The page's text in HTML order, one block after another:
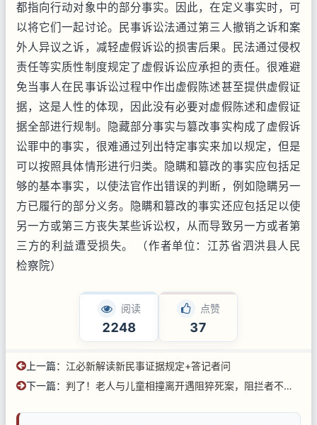
都指向行动对象中的部分事实。因此，在定义事实时，可
以将它们一起讨论。民事诉讼法通过第三人撤销之诉和案
外人异议之诉，减轻虚假诉讼的损害后果。民法通过侵权
责任等实质性制度规定了虚假诉讼应承担的责任。很难避
免当事人在民事诉讼过程中作出虚假陈述甚至提供虚假证
据，这是人性的体现，因此没有必要对虚假陈述和虚假证
据全部进行规制。隐藏部分事实与篡改事实构成了虚假诉
讼罪中的事实，很难通过列出特定事实来加以规定，但是
可以按照具体情形进行归类。隐瞒和篡改的事实应包括足
够的基本事实，以使法官作出错误的判断，例如隐瞒另一
方已履行的部分义务。隐瞒和篡改的事实还应包括足以使
另一方或第三方丧失某些诉讼权，从而导致另一方或者第
三方的利益遭受损失。 （作者单位：江苏省泗洪县人民
检察院）
阅读
2248
点赞
37
上一篇： 江必新解读新民事证据规定+答记者问
下一篇： 判了！老人与儿童相撞离开遇阻猝死案，阻拦者不担责！